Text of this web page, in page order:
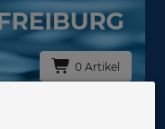
0 Artikel